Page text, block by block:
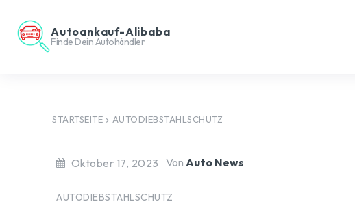
Autoankauf-Alibaba
Finde Dein Autohändler
STARTSEITE AUTODIEBSTAHLSCHUTZ
Oktober 17, 2023 Von Auto News
AUTODIEBSTAHLSCHUTZ